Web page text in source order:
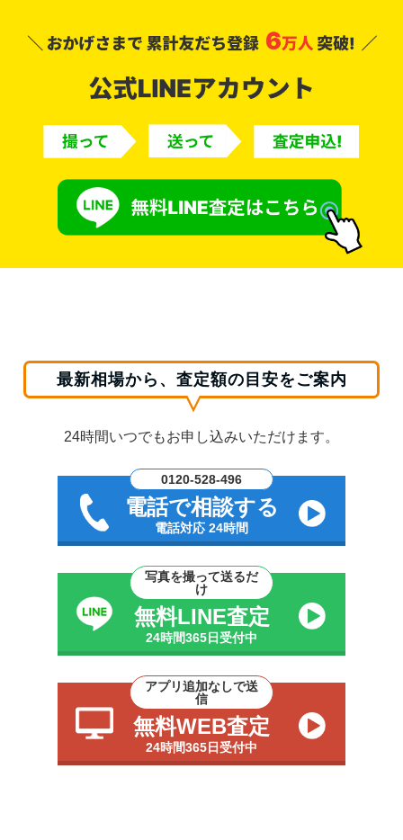
最新相場から、査定額の目安をご案内
24時間いつでもお申し込みいただけます。
0120-528-496
電話で相談する
電話対応 24時間
写真を撮って送るだ
け
無料LINE査定
24時間365日受付中
アプリ追加なしで送
信
無料WEB査定
24時間365日受付中